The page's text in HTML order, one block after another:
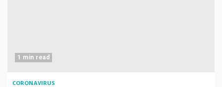
1 min read
CORONAVIRUS